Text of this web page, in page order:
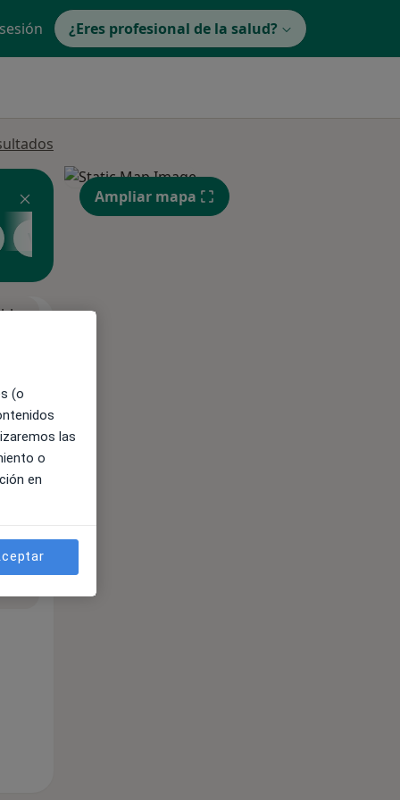
¿Eres profesional de la salud?
Ampliar mapa
(o
las
o
en